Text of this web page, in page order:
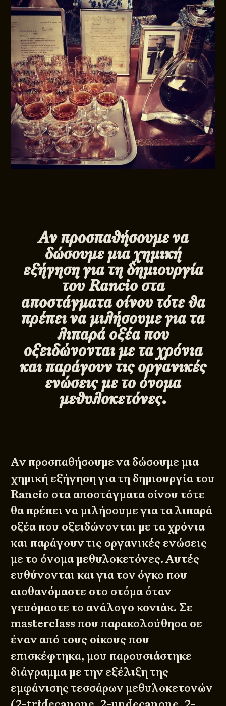
Αν προσπαθήσουμε να
δώσουμε μια χημική
εξήγηση για τη δημιουργία
τουRancioστα
αποστάγματα οίνου τότε θα
πρέπει να μιλήσουμε για τα
λιπαρά οξέα που
οξειδώνονται με τα χρόνια
και παράγουν τις οργανικές
ενώσεις με το όνομα
μεθυλοκετόνες.
Αν προσπαθήσουμε να δώσουμε μια
χημική εξήγηση για τη δημιουργία του
Rancio στα αποστάγματα οίνου τότε
θα πρέπει να μιλήσουμε για τα λιπαρά
οξέα που οξειδώνονται με τα χρόνια
και παράγουν τις οργανικές ενώσεις
με το όνομα μεθυλοκετόνες. Αυτές
ευθύνονται και για τον όγκο που
αισθανόμαστε στο στόμα όταν
γευόμαστε το ανάλογο κονιάκ. Σε
masterclass που παρακολούθησα σε
έναν από τους οίκους που
επισκέφτηκα, μου παρουσιάστηκε
διάγραμμα με την εξέλιξη της
εμφάνισης τεσσάρων μεθυλοκετονών